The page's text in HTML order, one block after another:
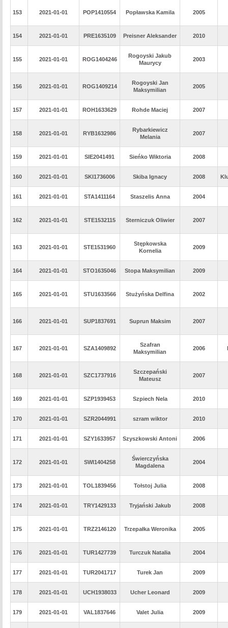
153 2021-01-01 POP1410554 Popławska Kamila 2005
154 2021-01-01 PRE1635109 Preisner Aleksander 2010
155 2021-01-01 ROG1404246
Rogoyski Jakub
Maurycy
2003
156 2021-01-01 ROG1409214
Rogoyski Jan
Maksymilian
2005
157 2021-01-01 ROH1633629 Rohde Maciej 2007
158 2021-01-01 RYB1632986
Rybarkiewicz
Melania
2007
159 2021-01-01 SIE2041491 Sieńko Wiktoria 2008
160 2021-01-01 SKI1736006 Skiba Ignacy 2008
161 2021-01-01 STA1411164 Staszelis Anna 2004
162 2021-01-01 STE1532115 Sterniczuk Oliwier 2007
163 2021-01-01 STE1531960
Stępkowska
Kornelia
2009
164 2021-01-01 STO1635046 Stopa Maksymilian 2009
165 2021-01-01 STU1633566 Stużyńska Delfina 2002
166 2021-01-01 SUP1837691 Suprun Maksim 2007
167 2021-01-01 SZA1409892
Szafran
Maksymilian
2006
168 2021-01-01 SZC1737916
Szczepański
Mateusz
2007
169 2021-01-01 SZP1939453 Szpiech Nela 2010
170 2021-01-01 SZR2044991 szram wiktor 2010
171 2021-01-01 SZY1633957 Szyszkowski Antoni 2006
172 2021-01-01 SWI1404258
Świerczyńska
Magdalena
2004
173 2021-01-01 TOL1839456 Tołstoj Julia 2008
174 2021-01-01 TRY1429133 Tryjański Jakub 2008
175 2021-01-01 TRZ2146120 Trzepałka Weronika 2005
176 2021-01-01 TUR1427739 Turczuk Natalia 2004
177 2021-01-01 TUR2041717 Turek Jan 2009
178 2021-01-01 UCH1938033 Ucher Leonard 2009
179 2021-01-01 VAL1837646 Valet Julia 2009